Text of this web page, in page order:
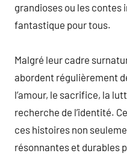
grandioses ou les contes
fantastique pour tous.
Malgré leur cadre
abordent régulièrement
l’amour, le sacrifice, la
recherche de l’identité.
ces histoires non
résonnantes et durables